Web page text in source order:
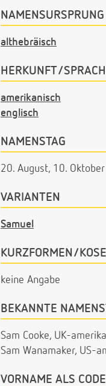
NAMENSURSPRUNG
althebräisch
HERKUNFT/
amerikanisch
englisch
NAMENSTAG
20. August, 10. Oktober
VARIANTEN
Samuel
KURZFORMEN/
keine Angabe
BEKANNTE
Sam Cooke, UK-
Sam Wanamaker, US-
VORNAME ALS CODE